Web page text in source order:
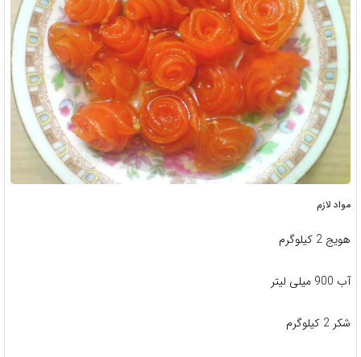
مواد لازم
هویج 2 کیلوگرم
آب 900 میلی لیتر
شکر 2 کیلوگرم